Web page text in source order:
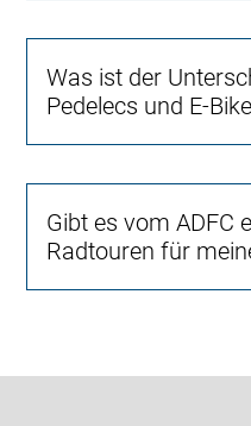
Was ist der
Pedelecs und E-
Gibt es vom ADFC
Radtouren für